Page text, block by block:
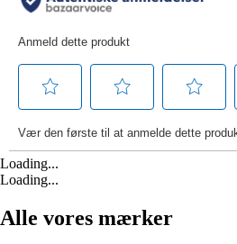
Loading...
Loading...
Alle vores mærker